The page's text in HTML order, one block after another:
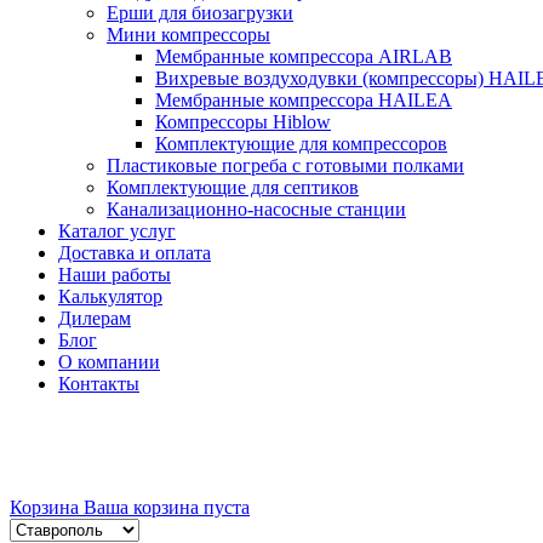
Ерши для биозагрузки
Мини компрессоры
Мембранные компрессора AIRLAB
Вихревые воздуходувки (компрессоры)
Мембранные компрессора HAILEA
Компрессоры Hiblow
Комплектующие для компрессоров
Пластиковые погреба с готовыми полками
Комплектующие для септиков
Канализационно-насосные станции
Каталог услуг
Доставка и оплата
Наши работы
Калькулятор
Дилерам
Блог
О компании
Контакты
Корзина Ваша корзина пуста